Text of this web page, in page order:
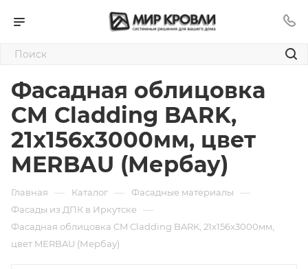
Фасадная облицовка
CM Cladding BARK,
21x156x3000мм, цвет
MERBAU (Мербау)
Главная — Каталог — Фасадные материалы —
Фасады из ДПК в Иркутске —
Фасадная облицовка CM Cladding BARK, 21x156x3000мм,
цвет MERBAU (Мербау)